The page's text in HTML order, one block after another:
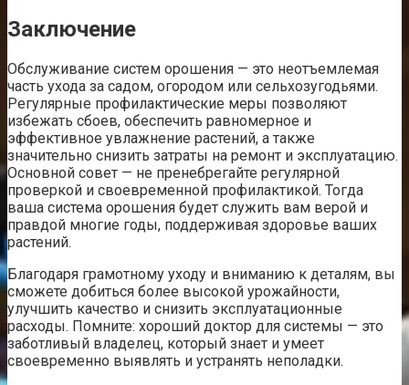
Заключение
Обслуживание систем орошения — это неотъемлемая
часть ухода за садом, огородом или сельхозугодьями.
Регулярные профилактические меры позволяют
избежать сбоев, обеспечить равномерное и
эффективное увлажнение растений, а также
значительно снизить затраты на ремонт и эксплуатацию.
Основной совет — не пренебрегайте регулярной
проверкой и своевременной профилактикой. Тогда
ваша система орошения будет служить вам верой и
правдой многие годы, поддерживая здоровье ваших
растений.
Благодаря грамотному уходу и вниманию к деталям, вы
сможете добиться более высокой урожайности,
улучшить качество и снизить эксплуатационные
расходы. Помните: хороший доктор для системы — это
заботливый владелец, который знает и умеет
своевременно выявлять и устранять неполадки.